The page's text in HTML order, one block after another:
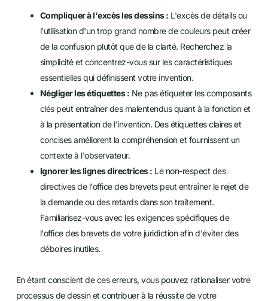
Compliquer à l'excès les dessins : L'excès de détails ou
l'utilisation d'un trop grand nombre de couleurs peut créer
de la confusion plutôt que de la clarté. Recherchez la
simplicité et concentrez-vous sur les caractéristiques
essentielles qui définissent votre invention.
Négliger les étiquettes : Ne pas étiqueter les composants
clés peut entraîner des malentendus quant à la fonction et
à la présentation de l'invention. Des étiquettes claires et
concises améliorent la compréhension et fournissent un
contexte à l'observateur.
Ignorer les lignes directrices : Le non-respect des
directives de l'office des brevets peut entraîner le rejet de
la demande ou des retards dans son traitement.
Familiarisez-vous avec les exigences spécifiques de
l'office des brevets de votre juridiction afin d'éviter des
déboires inutiles.
En étant conscient de ces erreurs, vous pouvez rationaliser votre
processus de dessin et contribuer à la réussite de votre